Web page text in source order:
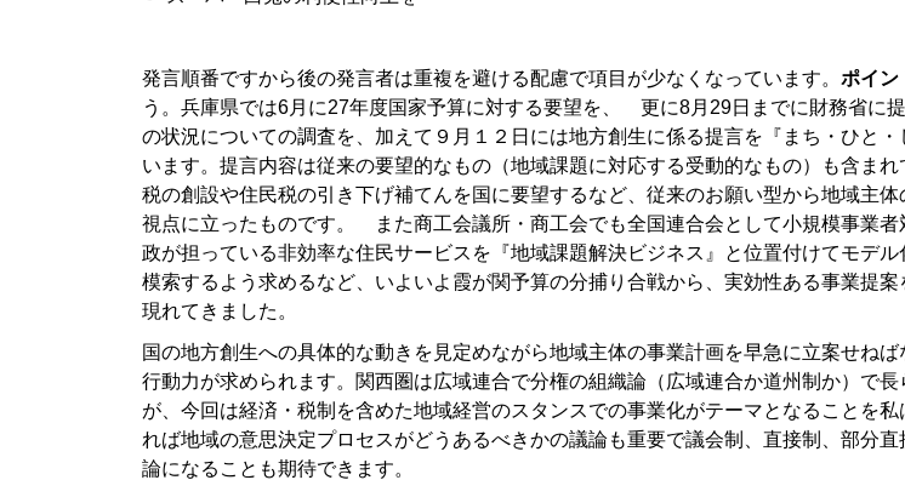
発言順番ですから後の発言者は重複を避ける配慮で項目が少なくなっています。 ポイン
う。兵庫県では6月に27年度国家予算に対する要望を、 更に8月29日までに財務省に
の状況についての調査を、加えて９月１２日には地方創生に係る提言を『まち・ひと
います。提言内容は従来の要望的なもの（地域課題に対応する受動的なもの）も含まれ
税の創設や住民税の引き下げ補てんを国に要望するなど、従来のお願い型から地域主
視点に立ったものです。 また商工会議所・商工会でも全国連合会として小規模事業者
政が担っている非効率な住民サービスを『地域課題解決ビジネス』と位置付けてモデ
模索するよう求めるなど、いよいよ霞が関予算の分捕り合戦から、実効性ある事業提
現れてきました。
国の地方創生への具体的な動きを見定めながら地域主体の事業計画を早急に立案せね
行動力が求められます。関西圏は広域連合で分権の組織論（広域連合か道州制か）で
が、今回は経済・税制を含めた地域経営のスタンスでの事業化がテーマとなることを
れば地域の意思決定プロセスがどうあるべきかの議論も重要で議会制、直接制、部分
論になることも期待できます。